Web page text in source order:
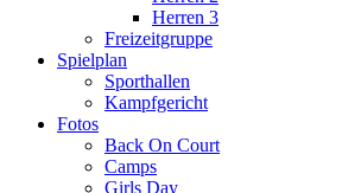
Herren 3
Freizeitgruppe
Spielplan
Sporthallen
Kampfgericht
Fotos
Back On Court
Camps
Girls Day